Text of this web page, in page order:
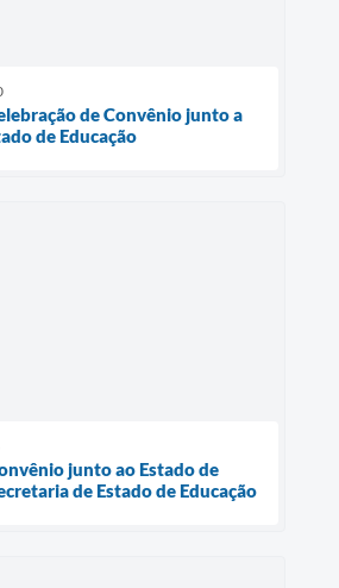
de Convênio junto a
de Educação
junto ao Estado de
de Estado de Educação